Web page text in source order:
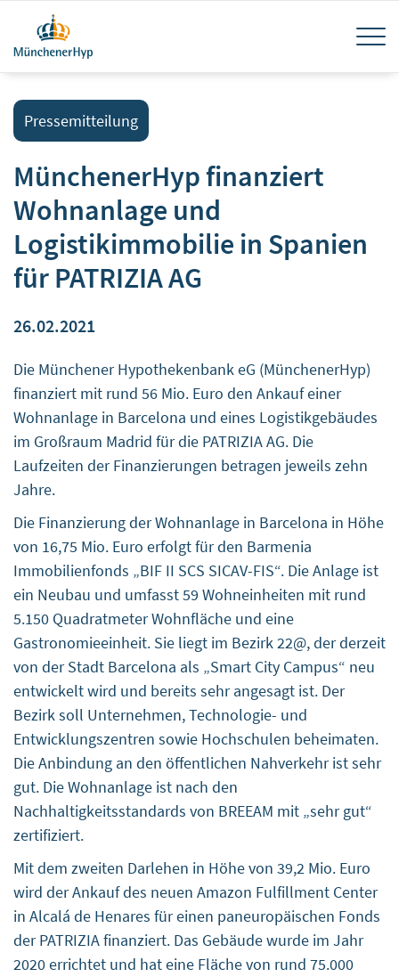
Inhalt
Pressemitteilung
MünchenerHyp finanziert
Wohnanlage und
Logistikimmobilie in Spanien
für PATRIZIA AG
26.02.2021
Die Münchener Hypothekenbank eG (MünchenerHyp)
finanziert mit rund 56 Mio. Euro den Ankauf einer
Wohnanlage in Barcelona und eines Logistikgebäudes
im Großraum Madrid für die PATRIZIA AG. Die
Laufzeiten der Finanzierungen betragen jeweils zehn
Jahre.
Die Finanzierung der Wohnanlage in Barcelona in Höhe
von 16,75 Mio. Euro erfolgt für den Barmenia
Immobilienfonds „BIF II SCS SICAV-FIS“. Die Anlage ist
ein Neubau und umfasst 59 Wohneinheiten mit rund
5.150 Quadratmeter Wohnfläche und eine
Gastronomieeinheit. Sie liegt im Bezirk 22@, der derzeit
von der Stadt Barcelona als „Smart City Campus“ neu
entwickelt wird und bereits sehr angesagt ist. Der
Bezirk soll Unternehmen, Technologie- und
Entwicklungszentren sowie Hochschulen beheimaten.
Die Anbindung an den öffentlichen Nahverkehr ist sehr
gut. Die Wohnanlage ist nach den
Nachhaltigkeitsstandards von BREEAM mit „sehr gut“
zertifiziert.
Mit dem zweiten Darlehen in Höhe von 39,2 Mio. Euro
wird der Ankauf des neuen Amazon Fulfillment Center
in Alcalá de Henares für einen paneuropäischen Fonds
der PATRIZIA finanziert. Das Gebäude wurde im Jahr
2020 errichtet und hat eine Fläche von rund 75.000